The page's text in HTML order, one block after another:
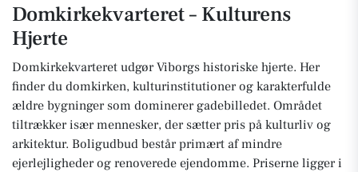
Domkirkekvarteret – Kulturens
Hjerte
Domkirkekvarteret udgør Viborgs historiske hjerte. Her
finder du domkirken, kulturinstitutioner og karakterfulde
ældre bygninger som dominerer gadebilledet. Området
tiltrækker især mennesker, der sætter pris på kulturliv og
arkitektur. Boligudbud består primært af mindre
ejerlejligheder og renoverede ejendomme. Priserne ligger i